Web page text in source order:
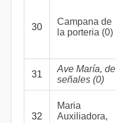
30
Campana de
la porteria (0)
31
Ave María, de
señales (0)
32
Maria
Auxiliadora,